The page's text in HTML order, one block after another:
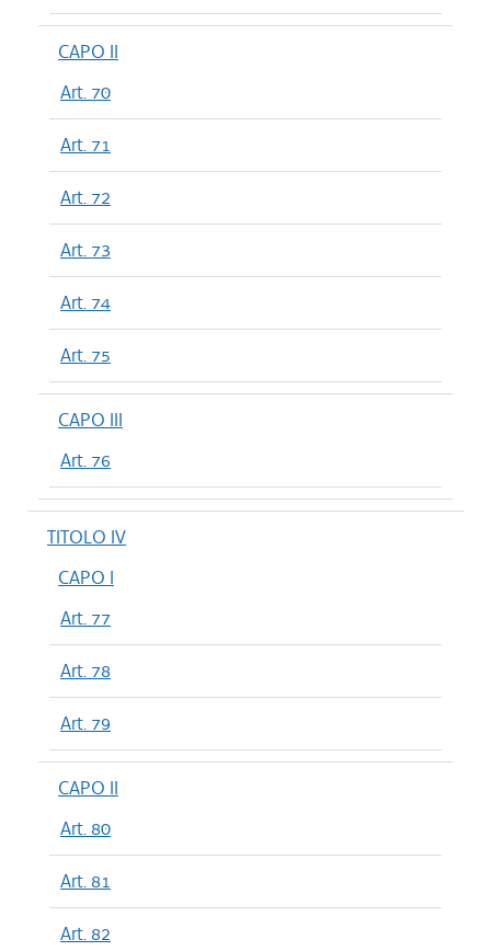
CAPO II
Art. 70
Art. 71
Art. 72
Art. 73
Art. 74
Art. 75
CAPO III
Art. 76
TITOLO IV
CAPO I
Art. 77
Art. 78
Art. 79
CAPO II
Art. 80
Art. 81
Art. 82